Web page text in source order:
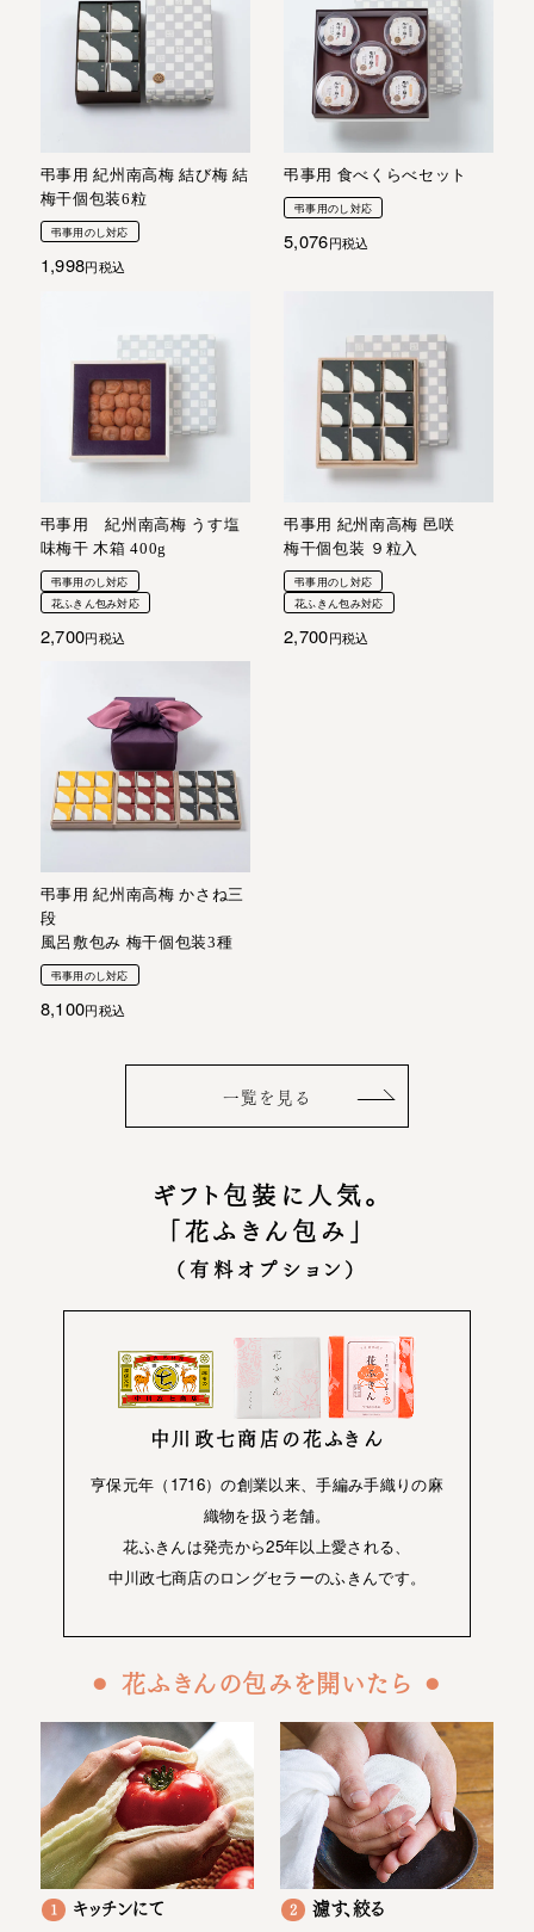
弔事用 紀州南高梅 結び梅 結
梅干個包装6粒
弔事用のし対応
1,998 税込
弔事用 食べくらべセット
弔事用のし対応
5,076 税込
弔事用 紀州南高梅 うす塩
味梅干 木箱 400g
弔事用のし対応
花ふきん包み対応
2,700 税込
弔事用 紀州南高梅 邑咲
梅干個包装 ９粒入
弔事用のし対応
花ふきん包み対応
2,700 税込
弔事用 紀州南高梅 かさね三
段
風呂敷包み 梅干個包装3種
弔事用のし対応
8,100 税込
一覧を見る
ギフト包装に人気。
「花ふきん包み」
（有料オプション）
中川政七商店の花ふきん
亨保元年（1716）の創業以来、手編み手織りの麻
織物を扱う老舗。
花ふきんは発売から25年以上愛される、
中川政七商店のロングセラーのふきんです。
⚫︎ 花ふきんの包みを開いたら ⚫︎
1 キッチンにて 2 濾す、絞る